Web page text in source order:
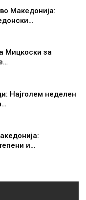
Македонија:
Мицкоски за
Најголем неделен
и…